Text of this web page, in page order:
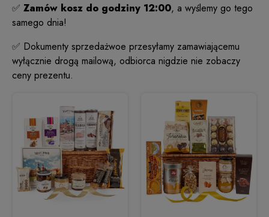
✅ Zamów kosz do godziny 12:00, a wyślemy go tego
samego dnia!
✅ Dokumenty sprzedażwoe przesyłamy zamawiającemu
wyłącznie drogą mailową, odbiorca nigdzie nie zobaczy
ceny prezentu.